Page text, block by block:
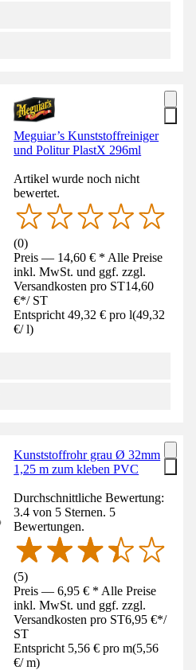
Meguiar’s Kunststoffreiniger
und Politur PlastX 296ml
Artikel wurde noch nicht
bewertet.
(0)
Preis — 14,60 € * Alle Preise
inkl. MwSt. und ggf. zzgl.
Versandkosten pro ST14,60
€*/ ST
Entspricht 49,32 € pro l(49,32
€/ l)
Kunststoffrohr grau Ø 32mm
1,25 m zum kleben PVC
Durchschnittliche Bewertung:
3.4 von 5 Sternen. 5
Bewertungen.
(5)
Preis — 6,95 € * Alle Preise
inkl. MwSt. und ggf. zzgl.
Versandkosten pro ST6,95 €*/
ST
Entspricht 5,56 € pro m(5,56
€/ m)